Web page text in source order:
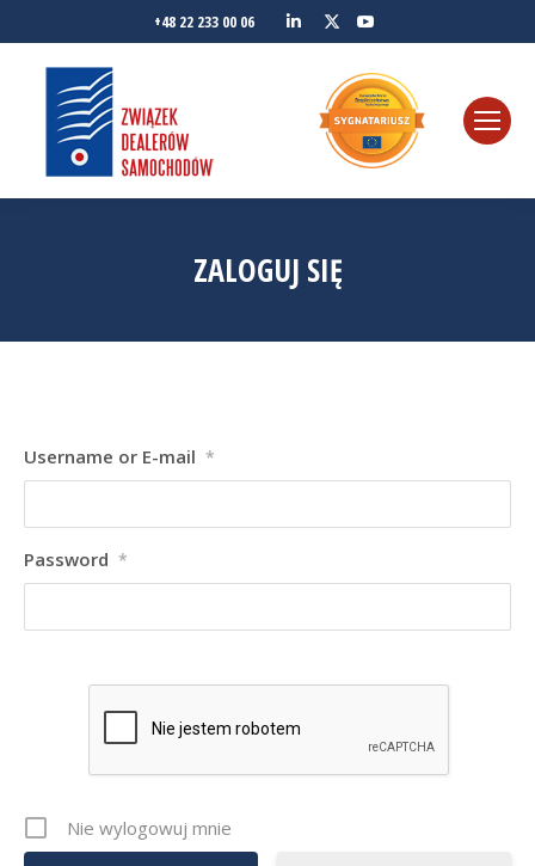
+48 22 233 00 06
Linkedin
Twitter
ZALOGUJ SIĘ
Username or E-mail *
Password *
Nie wylogowuj mnie